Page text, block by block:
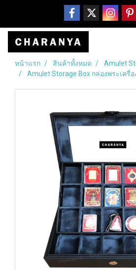
หน้าแรก สินค้าทั้งหมด
Amulet
Amulet Storage Box กล่องพระเครื่อ